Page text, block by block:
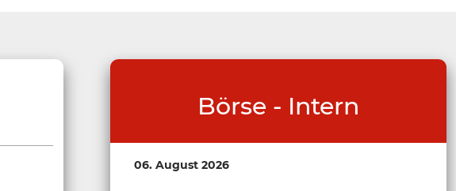
Börse - Intern
06. August 2026